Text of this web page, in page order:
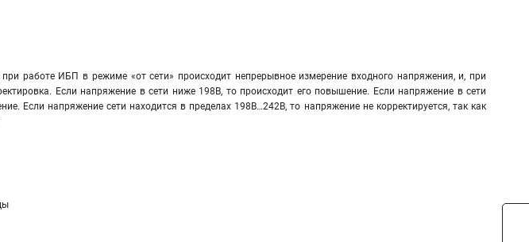
работе ИБП в режиме «от сети» происходит непрерывное измерение входного напряжения, и, при
Если напряжение в сети ниже 198В, то происходит его повышение. Если напряжение в сети
Если напряжение сети находится в пределах 198В…242В, то напряжение не корректируется, так как